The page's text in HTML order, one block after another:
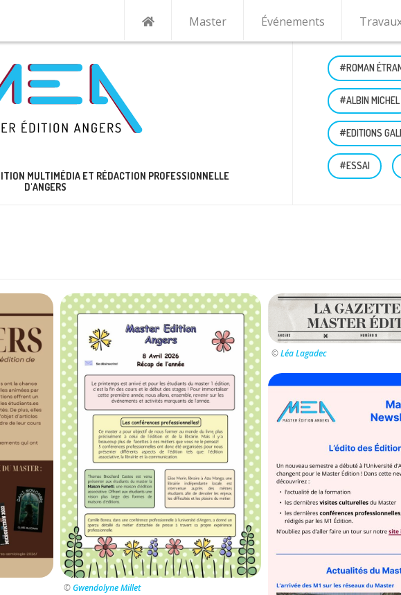
Master Événements
MULTIMÉDIA ET RÉDACTION PROFESSIONNELLE
D'ANGERS
#ROMAN
#ALBIN MICHEL
#EDITIONS
#ESSAI
©Gwendolyne Millet
©Léa Lagadec